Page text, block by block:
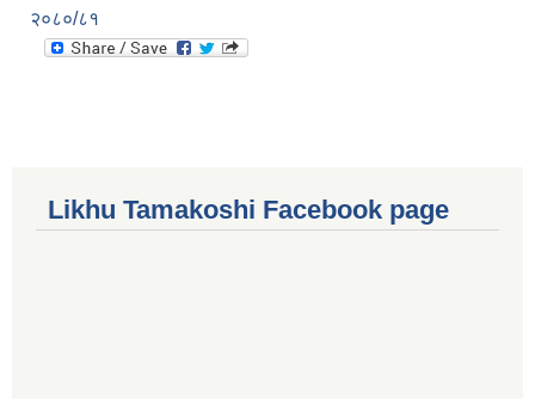
२०८०/८१
Likhu Tamakoshi Facebook page